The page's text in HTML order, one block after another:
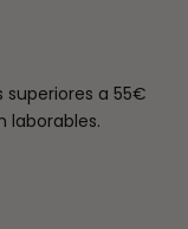
a 55€
laborables.
23